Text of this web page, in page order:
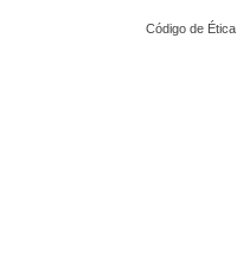
Código de Ética